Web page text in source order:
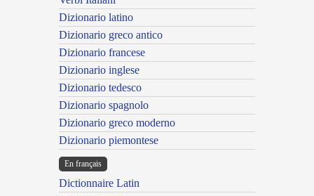
Dizionario latino
Dizionario greco antico
Dizionario francese
Dizionario inglese
Dizionario tedesco
Dizionario spagnolo
Dizionario greco moderno
Dizionario piemontese
En français
Dictionnaire Latin